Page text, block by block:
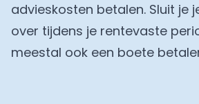
advieskosten betalen. Sluit je
over tijdens je rentevaste
meestal ook een boete